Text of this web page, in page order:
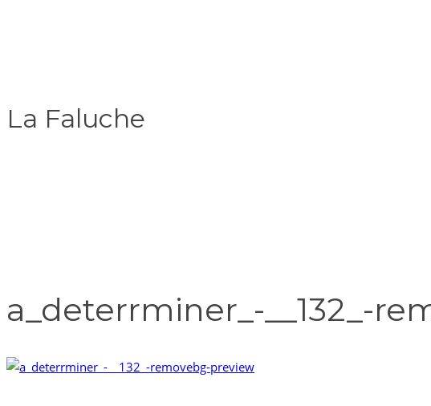
La Faluche
a_deterrminer_-__132_-